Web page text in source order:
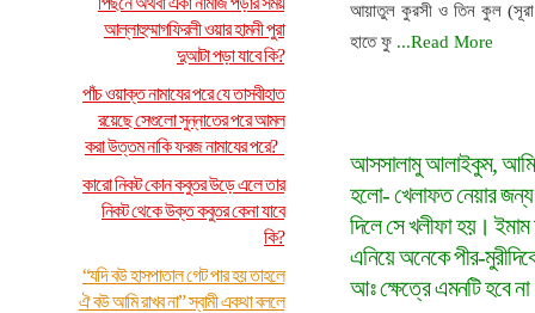
আল্লাহুম্মাগফিরলী ওয়ার হামনী পুরা
দুআটা পড়া যাবে কি?
পাঁচ ওয়াক্ত নামাযের পরে যে তাসবীহাত
রয়েছে সেগুলো সুন্নাতের পরে আমল
করা উত্তম নাকি ফরজ নামাযের পরে?
কারো নিকট কোন কবুতর উড়ে এলে তার
নিকট থেকে উক্ত কবুতর কেনা যাবে
কি?
“যদি বউ হাসপাতাল গেট পার হয় তাহলে
ঐ বউ আমি রাখব না” স্বামী একথা বললে
আয়াতুল কুরসী ও তিন কুল (সূরা
হাতে ফু ...Read More
আসসালামু আলাইকুম, আমি
হলো- খেলাফত নেয়ার
দিলে সে খলীফা হয়।
এনিয়ে অনেকে পীর-
আঃ ক্ষেত্রে এমনটি হবে